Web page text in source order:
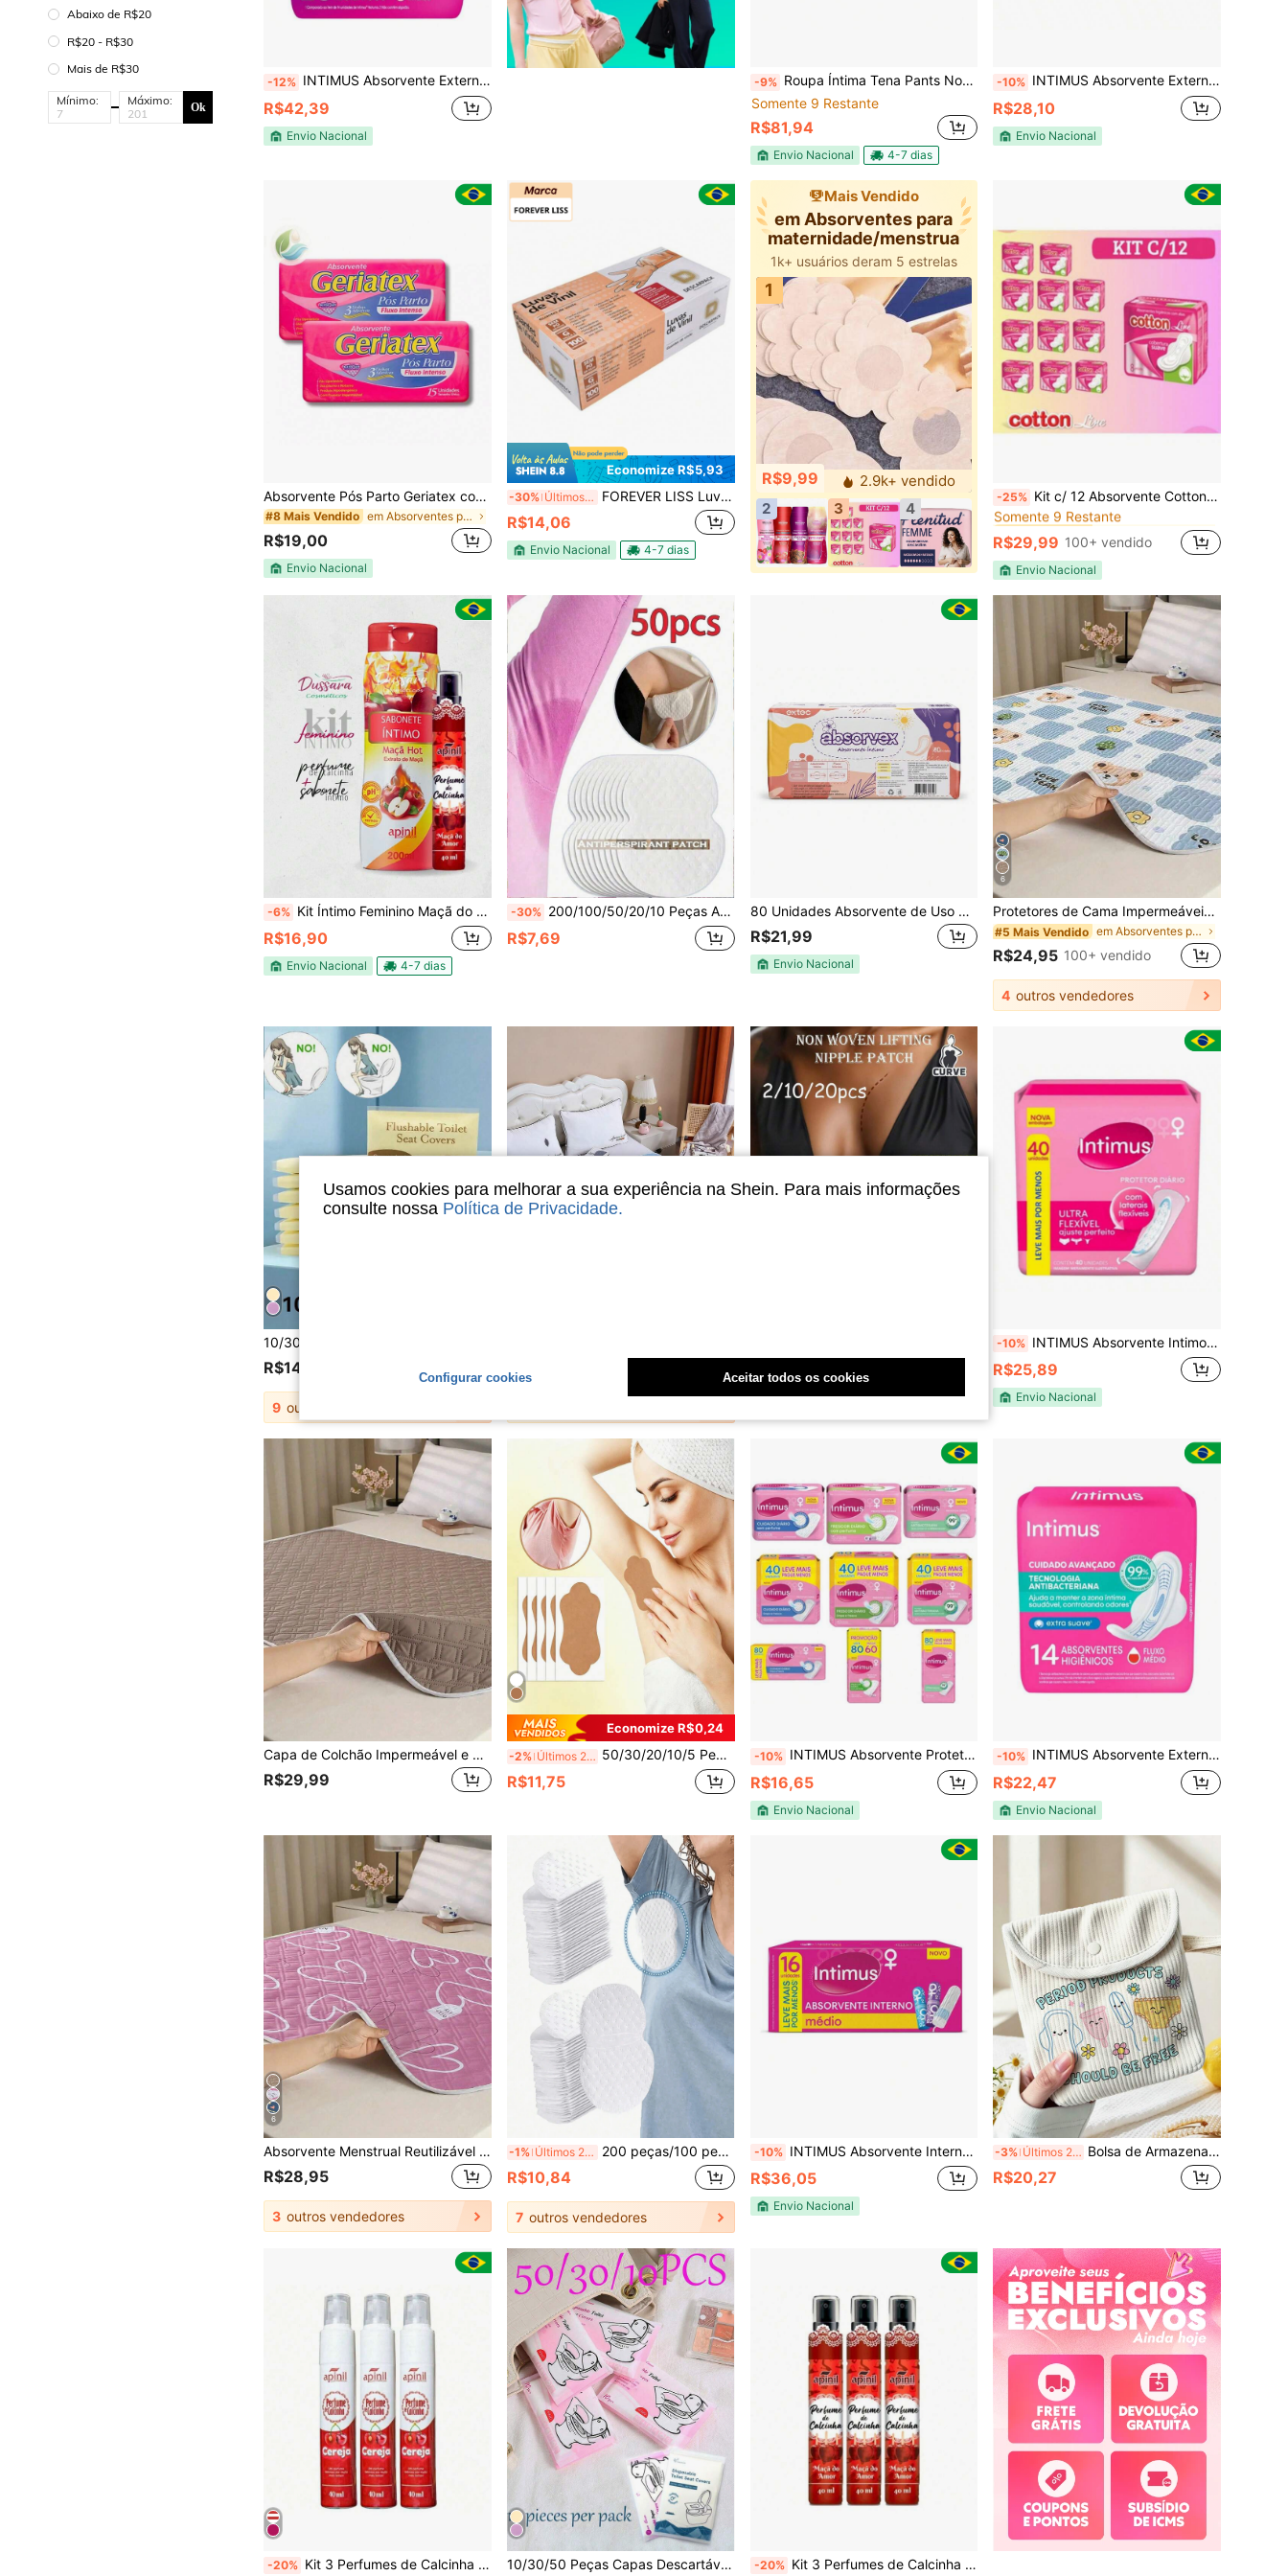
Abaixo de R$20
R$20 - R$30
Mais de R$30
Mínimo: Máximo: Ok
-12% INTIMUS Absorvente Externo Noturno Discreto Fluxo Intenso | 28 Unidades
R$42,39
Envio Nacional
-9% Roupa Íntima Tena Pants Noturna G/XG 16un
Somente 9 Restante
R$81,94
Envio Nacional 4-7 dias
-10% INTIMUS Absorvente Externo Noturno Discreto Toda Renovada | 14 Unidades
R$28,10
Envio Nacional
Absorvente Pós Parto Geriatex com 15 Unidades
#8 Mais Vendido em Absorventes para maternidade/menstrual
R$19,00
Envio Nacional
Economize R$5,93
-30% Últimos 2 dias FOREVER LISS Luva de Vinil Descartável Sem Pó Descarpack 100un
R$14,06
Envio Nacional 4-7 dias
Mais Vendido
em Absorventes para
maternidade/menstrual
1k+ usuários deram 5 estrelas
1
R$9,99
2.9k+ vendido
2
3 4
-25% Kit c/ 12 Absorvente Cotton Line Cobertura Suave Com Abas
#3 Mais Vendido
Somente 9 Restante
#3 Mais Vendido
Somente 9 Restante
#3 Mais Vendido
Somente 9 Restante
#3 Mais Vendido em Absorventes para maternidade/menstrual
Somente 9 Restante
R$29,99 100+ vendido
Envio Nacional
-6% Kit Íntimo Feminino Maçã do Amor Com 2 Itens (Sabonete Íntimo + Spary de Calcinha) Apinil
R$16,90
Envio Nacional 4-7 dias
-30% 200/100/50/20/10 Peças Absorventes Descartáveis para Suor nas Axilas, Design Fino Invisível Ultra-Respirável, Confortável e Inodoro, Estilo Adesivo Conveniente, Adequado para Homens e Mulheres, Ideal para Verão, Viagens, Esportes e Cuidados Corporais ao Ar Livre
R$7,69
80 Unidades Absorvente de Uso Diário Feminino Absorvex – Proteção Diária, Toque Suave e Ajuste Confortável
R$21,99
Envio Nacional
6
Protetores de Cama Impermeáveis & Laváveis para Incontinência Adulta, Absorventes e Respiráveis, Adequados para Cuidados Menstruais
#5 Mais Vendido em Absorventes para maternidade/menstrual
R$24,95 100+ vendido
4 outros vendedores
R$14,99
9 outros vendedores
R$23,99
R$12,44
-10% INTIMUS Absorvente Intimo Protetor Diário Intimus Days Ultraflexivel | Pague 30Unidades Leve 40 Unidades
R$25,89
Envio Nacional
Capa de Colchão Impermeável e Lavável, Trocador de Fraldas Reutilizável, Absorvente Menstrual Reutilizável, Absorvente para Incontinência Reutilizável, Almofada de Enfermagem Antiderrapante e Absorvente, Adequado para Incontinência, Menstruação, Todas as Estações, Protetor de Colchão, Adequado para Mulheres Durante a Menstruação, Incontinência, Enurese, Adultos e Idosos
R$29,99
Economize R$0,24
-2% Últimos 2 dias 50/30/20/10/5 Peças Almofadas Respiráveis e Invisíveis para Absorção de Suor de Verão, Adesivos Descartáveis para Axilas para Homens e Mulheres
R$11,75
-10% INTIMUS Absorvente Protetor diário Escolha O Modelo E Tamanho | 80 40 15
R$16,65
Envio Nacional
-10% INTIMUS Absorvente Externo Com Abas Ultrafino | 14 Unidades
R$22,47
Envio Nacional
6
Absorvente Menstrual Reutilizável à Prova de Vazamentos, Protetor de Colchão Lavável e Impermeável, Adequado para Mulheres Usarem Durante a Menstruação, Incontinência, Enurese, Adultos e Idosos
R$28,95
3 outros vendedores
-1% Últimos 2 dias 200 peças/100 peças/60 peças/50 peças/30 peças/10 peças/20 peças Absorventes de Suor para Axilas, Absorventes Anti-Transpiração, Absorventes Invisíveis Ultra-Finos
R$10,84
7 outros vendedores
-10% INTIMUS Absorvente Interno Médio Fácil Aplicação Leve Mais Pague Menos | 16 Unidades
R$36,05
Envio Nacional
-3% Últimos 2 dias Bolsa de Armazenamento de Veludo Cotelê com Padrão de Letras para "Suprimentos Menstruais" / Bolsa de Armazenamento de Absorventes Higiênicos / Bolsa de Maquiagem de Viagem / Bolsa de Armazenamento de Artigos de Higiene Pessoal / Caixa de Armazenamento de Batom de Grande Capacidade / Bolsa de Maquiagem Portátil / Bolsa de Armazenamento de Itens Pequenos para Mulheres / Bolsa de Armazenamento para Uso Diário / Bolsa de Maquiagem Multifuncional Pequena / Bolsa de Armazenamento de Absorventes Higiênicos, Bolsa Especial para Menstruação | Essenciais Menstruais
R$20,27
-20% Kit 3 Perfumes de Calcinha 40ml Apinil 10/30/50 Peças Capas Descartáveis e Descartáveis para Assento Sanitário, Adesivos Sanitários Portáteis, Acessórios Essenciais de Viagem, Capas de Assento Sanitário de Papel Solúvel em Água, Capas de Assento Sanitário para Viagens de Negócios, Adequado para Avião, Viagem, Banheiros Públicos e Camping, Essenciais de Verão/Camping/Almofadas/Obstetrícia/Higiene -20% Kit 3 Perfumes de Calcinha 40ml Apinil
Usamos cookies para melhorar a sua experiência na Shein. Para mais informações
consulte nossa Política de Privacidade.
Configurar cookies Aceitar todos os cookies